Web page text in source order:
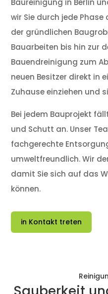
wir Sie durch jede
der gründlichen
Bauarbeiten bis hin zur
Bauendreinigung zum
neuen Besitzer direkt in
Zuhause einziehen und
Bei jedem Bauprojekt
und Schutt an. Unser
fachgerechte
umweltfreundlich. Wir
damit Sie sich auf das
können.
in Kontakt treten